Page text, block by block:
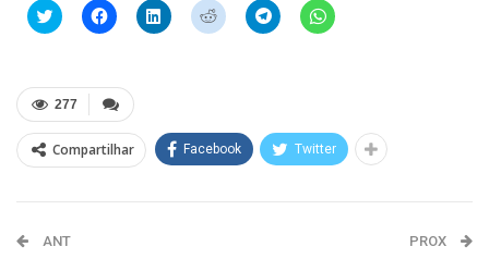
Clique
para
em
nova
janela)
Clique
para
em
nova
janela)
Clique
para
Clique
para
Clique
para
Clique
para
277
Compartilhar Facebook Twitter
ANT PROX